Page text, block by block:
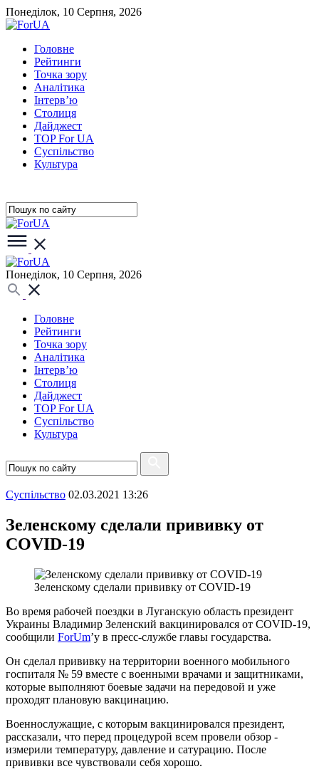
Понеділок, 10 Серпня, 2026
Головне
Рейтинги
Точка зору
Аналітика
Інтерв’ю
Столиця
Дайджест
TOP For UA
Суспiльство
Культура
Понеділок, 10 Серпня, 2026
Головне
Рейтинги
Точка зору
Аналітика
Інтерв’ю
Столиця
Дайджест
TOP For UA
Суспiльство
Культура
Суспiльство 02.03.2021 13:26
Зеленскому сделали прививку от
COVID-19
Зеленскому сделали прививку от COVID-19
Во время рабочей поездки в Луганскую область президент
Украины Владимир Зеленский вакцинировался от COVID-19,
сообщили ForUm’у в пресс-службе главы государства.
Он сделал прививку на территории военного мобильного
госпиталя № 59 вместе с военными врачами и защитниками,
которые выполняют боевые задачи на передовой и уже
проходят плановую вакцинацию.
Военнослужащие, с которым вакцинировался президент,
рассказали, что перед процедурой всем провели обзор -
измерили температуру, давление и сатурацию. После
прививки все чувствовали себя хорошо.